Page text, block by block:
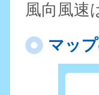
風向風速
マッ